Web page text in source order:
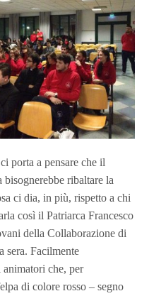
porta a pensare che il
bisognerebbe ribaltare la
cidia, in più, rispetto a chi
cosìil Patriarca Francesco
della Collaborazione di
sera.Facilmente
che, per
di colore rosso – segno